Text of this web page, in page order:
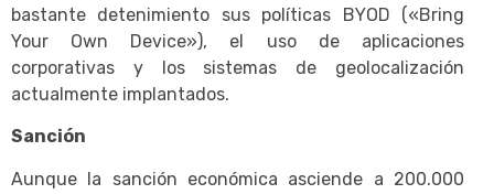
bastante detenimiento sus políticas BYOD («Bring
Your Own Device»), el uso de aplicaciones
corporativas y los sistemas de geolocalización
actualmente implantados.
Sanción
Aunque la sanción económica asciende a 200.000